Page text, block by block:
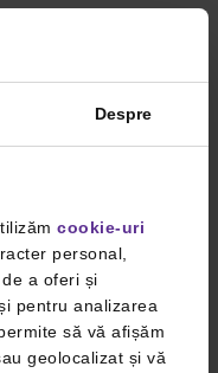
Despre
cookie-uri
personal,
a oferi și
pentru analizarea
să vă afișăm
geolocalizat și vă